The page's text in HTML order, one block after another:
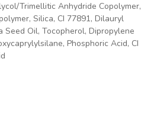
Trimellitic Anhydride Copolymer,
Silica, CI 77891, Dilauryl
Oil, Tocopherol, Dipropylene
Phosphoric Acid, CI